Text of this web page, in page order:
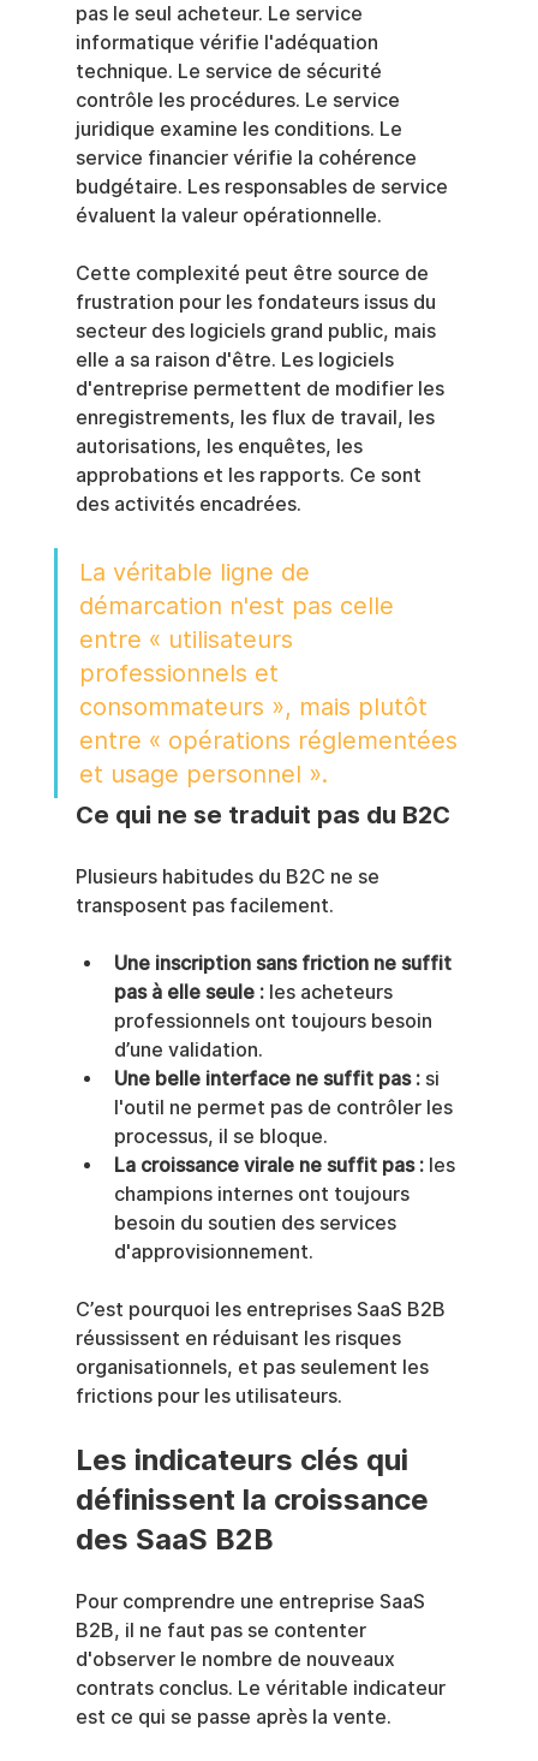
pas le seul acheteur. Le service
informatique vérifie l'adéquation
technique. Le service de sécurité
contrôle les procédures. Le service
juridique examine les conditions. Le
service financier vérifie la cohérence
budgétaire. Les responsables de service
évaluent la valeur opérationnelle.
Cette complexité peut être source de
frustration pour les fondateurs issus du
secteur des logiciels grand public, mais
elle a sa raison d'être. Les logiciels
d'entreprise permettent de modifier les
enregistrements, les flux de travail, les
autorisations, les enquêtes, les
approbations et les rapports. Ce sont
des activités encadrées.
La véritable ligne de
démarcation n'est pas celle
entre « utilisateurs
professionnels et
consommateurs », mais plutôt
entre « opérations réglementées
et usage personnel ».
Ce qui ne se traduit pas du B2C
Plusieurs habitudes du B2C ne se
transposent pas facilement.
Une inscription sans friction ne suffit
pas à elle seule : les acheteurs
professionnels ont toujours besoin
d’une validation.
Une belle interface ne suffit pas : si
l'outil ne permet pas de contrôler les
processus, il se bloque.
La croissance virale ne suffit pas : les
champions internes ont toujours
besoin du soutien des services
d'approvisionnement.
C’est pourquoi les entreprises SaaS B2B
réussissent en réduisant les risques
organisationnels, et pas seulement les
frictions pour les utilisateurs.
Les indicateurs clés qui
définissent la croissance
des SaaS B2B
Pour comprendre une entreprise SaaS
B2B, il ne faut pas se contenter
d'observer le nombre de nouveaux
contrats conclus. Le véritable indicateur
est ce qui se passe après la vente.